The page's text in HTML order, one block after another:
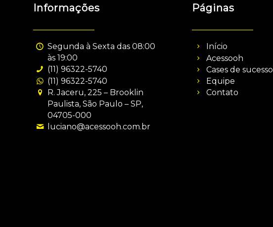
Informações
Segunda à Sexta das 08:00
às 19:00
(11) 96322-5740
(11) 96322-5740
R. Jaceru, 225 – Brooklin
Paulista, São Paulo – SP,
04705-000
luciano@acessooh.com.br
Páginas
Início
Acessooh
Cases de sucesso
Equipe
Contato